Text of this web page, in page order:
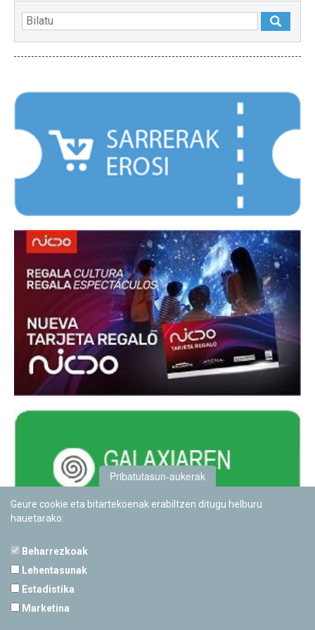
Pribatutasun-aukerak
Geure cookie eta bitartekoenak erabiltzen ditugu helburu
hauetarako:
Beharrezkoak
Lehentasunak
Estadistika
Marketina